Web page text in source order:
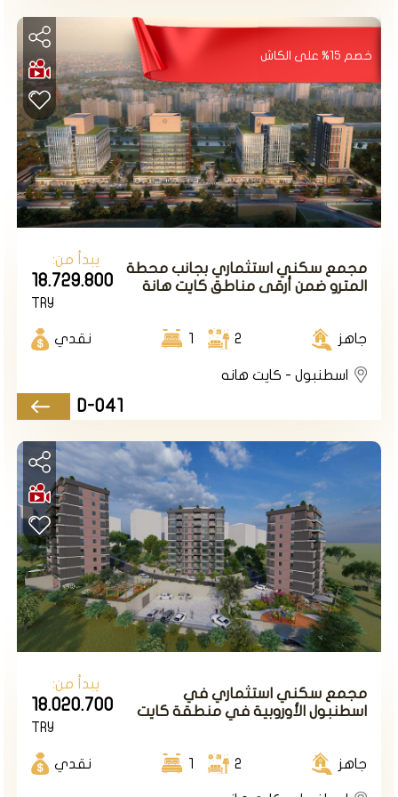
بالتقسيط. وهي :مجموعة داماس 153 ،مجموعة داماس
195،مجموعة داماس 152
خصم 15% على الكاش
مجمع سكني استثماري بجانب محطة
المترو ضمن أرقى مناطق كايت هانة
يبدأ من:
18.729.800
TRY
جاهز 2
1 نقدي
اسطنبول - كايت هانه
D-041
مجمع سكني استثماري في
اسطنبول الأوروبية في منطقة كايت
يبدأ من:
18.020.700
TRY
جاهز 2
1 نقدي